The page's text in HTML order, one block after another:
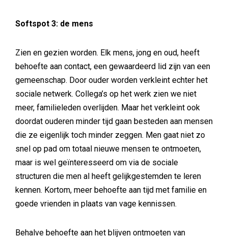
Softspot 3: de mens
Zien en gezien worden. Elk mens, jong en oud, heeft
behoefte aan contact, een gewaardeerd lid zijn van een
gemeenschap. Door ouder worden verkleint echter het
sociale netwerk. Collega’s op het werk zien we niet
meer, familieleden overlijden. Maar het verkleint ook
doordat ouderen minder tijd gaan besteden aan mensen
die ze eigenlijk toch minder zeggen. Men gaat niet zo
snel op pad om totaal nieuwe mensen te ontmoeten,
maar is wel geïnteresseerd om via de sociale
structuren die men al heeft gelijkgestemden te leren
kennen. Kortom, meer behoefte aan tijd met familie en
goede vrienden in plaats van vage kennissen.
Behalve behoefte aan het blijven ontmoeten van